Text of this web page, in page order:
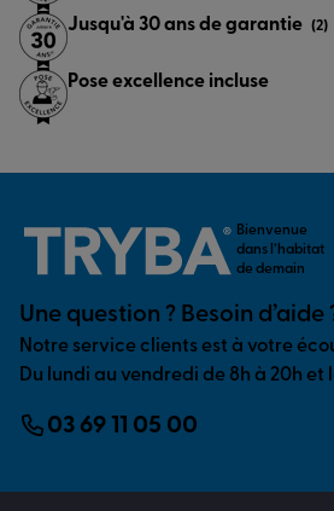
Jusqu'à 30 ans de garantie (2)
Pose excellence incluse
Bienvenue
dans l’habitat
de demain
Une question ? Besoin d’aide
Notre service clients est à votre
Du lundi au vendredi de 8h à 20h et
03 69 11 05 00